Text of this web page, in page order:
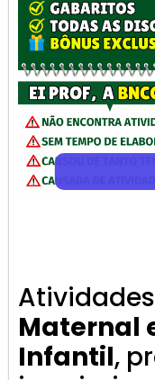
Maternal
Infantil,